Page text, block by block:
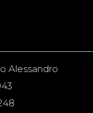
Alessandro